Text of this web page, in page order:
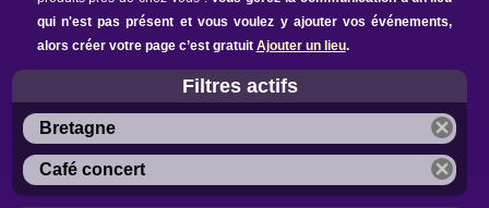
qui n'est pas présent et vous voulez y ajouter vos événements,
alors créer votre page c’est gratuit Ajouter un lieu.
Filtres actifs
Bretagne
Café concert